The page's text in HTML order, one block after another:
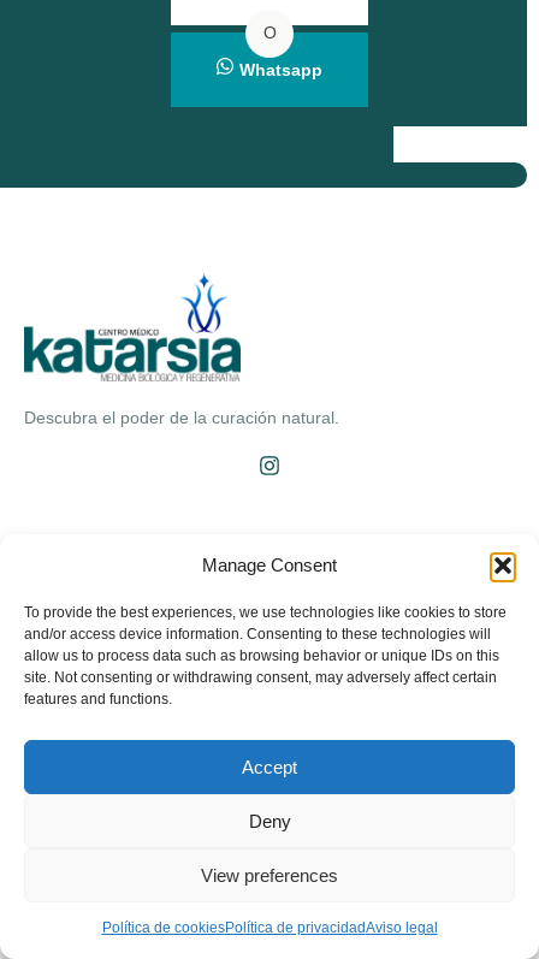
Manage Consent
To provide the best experiences, we use technologies like cookies to store
and/or access device information. Consenting to these technologies will
allow us to process data such as browsing behavior or unique IDs on this
site. Not consenting or withdrawing consent, may adversely affect certain
features and functions.
Accept
Deny
View preferences
Política de cookiesPolítica de privacidadAviso legal
O
Whatsapp
Descubra el poder de la curación natural.
Servicio médico a domicilio
Nosotros
Medicina integrativa
Medicina estética